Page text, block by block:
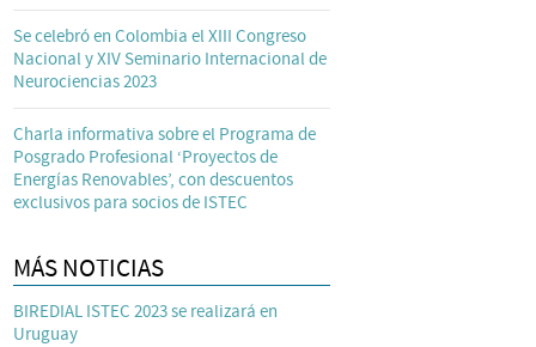
Se celebró en Colombia el XIII Congreso
Nacional y XIV Seminario Internacional de
Neurociencias 2023
Charla informativa sobre el Programa de
Posgrado Profesional ‘Proyectos de
Energías Renovables’, con descuentos
exclusivos para socios de ISTEC
MÁS NOTICIAS
BIREDIAL ISTEC 2023 se realizará en
Uruguay